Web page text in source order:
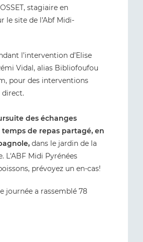
stagiaire en
le site de l'Abf Midi-
l’intervention d’Elise
Vidal, alias Bibliofoufou
pour des interventions
direct.
des échanges
de repas partagé, en
dans le jardin de la
L'ABF Midi Pyrénées
prévoyez un en-cas!
journée a rassemblé 78